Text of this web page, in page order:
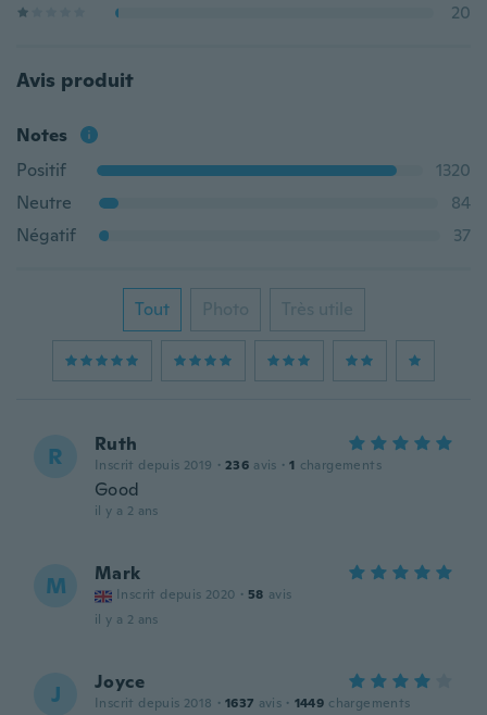
20
Avis produit
Notes
Positif
1320
Neutre
84
Négatif
37
Tout Photo Très utile
R Ruth
Inscrit depuis 2019 · 236 avis · 1 chargements
Good
il y a 2 ans
M Mark
Inscrit depuis 2020 · 58 avis
il y a 2 ans
J Joyce
Inscrit depuis 2018 · 1637 avis · 1449 chargements